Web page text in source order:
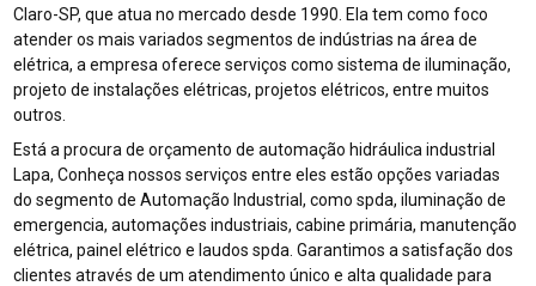
Claro-SP, que atua no mercado desde 1990. Ela tem como foco
atender os mais variados segmentos de indústrias na área de
elétrica, a empresa oferece serviços como sistema de iluminação,
projeto de instalações elétricas, projetos elétricos, entre muitos
outros.
Está a procura de orçamento de automação hidráulica industrial
Lapa, Conheça nossos serviços entre eles estão opções variadas
do segmento de Automação Industrial, como spda, iluminação de
emergencia, automações industriais, cabine primária, manutenção
elétrica, painel elétrico e laudos spda. Garantimos a satisfação dos
clientes através de um atendimento único e alta qualidade para